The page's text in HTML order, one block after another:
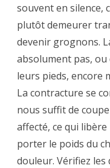
souvent en silence,
plutôt demeurer
devenir grognons.
absolument pas, ou
leurs pieds, encore
La contracture se
nous suffit de
affecté, ce qui
porter le poids du
douleur. Vérifiez les